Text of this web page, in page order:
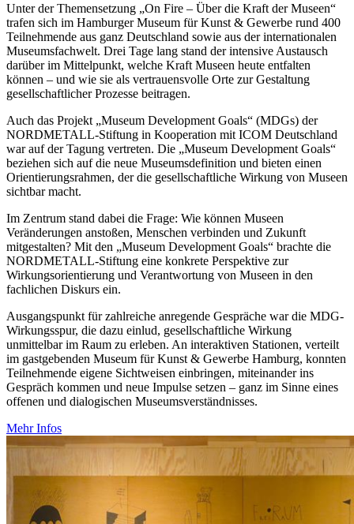
Unter der Themensetzung „On Fire – Über die Kraft der Museen“
trafen sich im Hamburger Museum für Kunst & Gewerbe rund 400
Teilnehmende aus ganz Deutschland sowie aus der internationalen
Museumsfachwelt. Drei Tage lang stand der intensive Austausch
darüber im Mittelpunkt, welche Kraft Museen heute entfalten
können – und wie sie als vertrauensvolle Orte zur Gestaltung
gesellschaftlicher Prozesse beitragen.
Auch das Projekt „Museum Development Goals“ (MDGs) der
NORDMETALL-Stiftung in Kooperation mit ICOM Deutschland
war auf der Tagung vertreten. Die „Museum Development Goals“
beziehen sich auf die neue Museumsdefinition und bieten einen
Orientierungsrahmen, der die gesellschaftliche Wirkung von Museen
sichtbar macht.
Im Zentrum stand dabei die Frage: Wie können Museen
Veränderungen anstoßen, Menschen verbinden und Zukunft
mitgestalten? Mit den „Museum Development Goals“ brachte die
NORDMETALL-Stiftung eine konkrete Perspektive zur
Wirkungsorientierung und Verantwortung von Museen in den
fachlichen Diskurs ein.
Ausgangspunkt für zahlreiche anregende Gespräche war die MDG-
Wirkungsspur, die dazu einlud, gesellschaftliche Wirkung
unmittelbar im Raum zu erleben. An interaktiven Stationen, verteilt
im gastgebenden Museum für Kunst & Gewerbe Hamburg, konnten
Teilnehmende eigene Sichtweisen einbringen, miteinander ins
Gespräch kommen und neue Impulse setzen – ganz im Sinne eines
offenen und dialogischen Museumsverständnisses.
Mehr Infos